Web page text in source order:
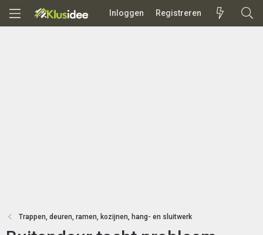
Inloggen Registreren
Trappen, deuren, ramen, kozijnen, hang- en sluitwerk